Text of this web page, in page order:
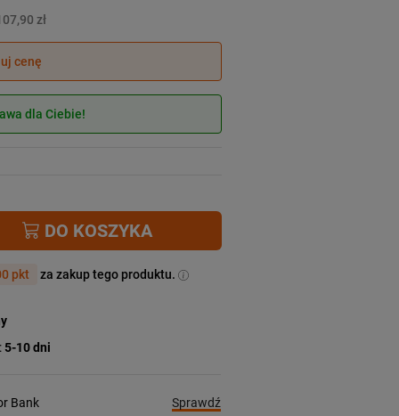
zł
cenę
dla Ciebie!
DO KOSZYKA
pkt za zakup tego produktu.
5-10 dni
Bank
Sprawdź